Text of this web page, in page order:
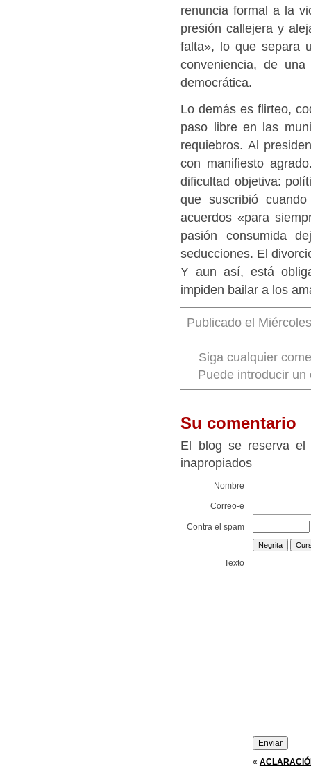
renuncia formal a la
presión callejera y
falta», lo que separa
conveniencia, de
democrática.
Lo demás es flirteo,
paso libre en las
requiebros. Al
con manifiesto
dificultad objetiva:
que suscribió
acuerdos «para
pasión consumida
seducciones. El
Y aun así, está
impiden bailar a los
Publicado el
Siga cualquier
Puede introducir un
Su comentario
El blog se reserva el
inapropiados
Nombre
Correo-e
Contra el spam
Texto
«